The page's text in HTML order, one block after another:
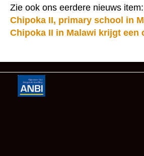
Zie ook ons eerdere nieuws item:
Chipoka II, primary school in
Chipoka II in Malawi krijgt een